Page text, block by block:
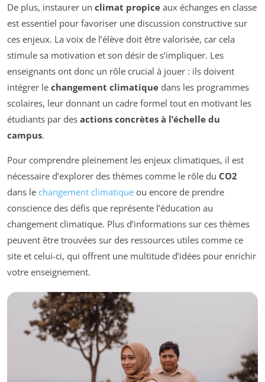
De plus, instaurer un climat propice aux échanges en classe
est essentiel pour favoriser une discussion constructive sur
ces enjeux. La voix de l’élève doit être valorisée, car cela
stimule sa motivation et son désir de s’impliquer. Les
enseignants ont donc un rôle crucial à jouer : ils doivent
intégrer le changement climatique dans les programmes
scolaires, leur donnant un cadre formel tout en motivant les
étudiants par des actions concrètes à l’échelle du
campus.
Pour comprendre pleinement les enjeux climatiques, il est
nécessaire d’explorer des thèmes comme le rôle du CO2
dans le changement climatique ou encore de prendre
conscience des défis que représente l’éducation au
changement climatique. Plus d’informations sur ces thèmes
peuvent être trouvées sur des ressources utiles comme ce
site et celui-ci, qui offrent une multitude d’idées pour enrichir
votre enseignement.